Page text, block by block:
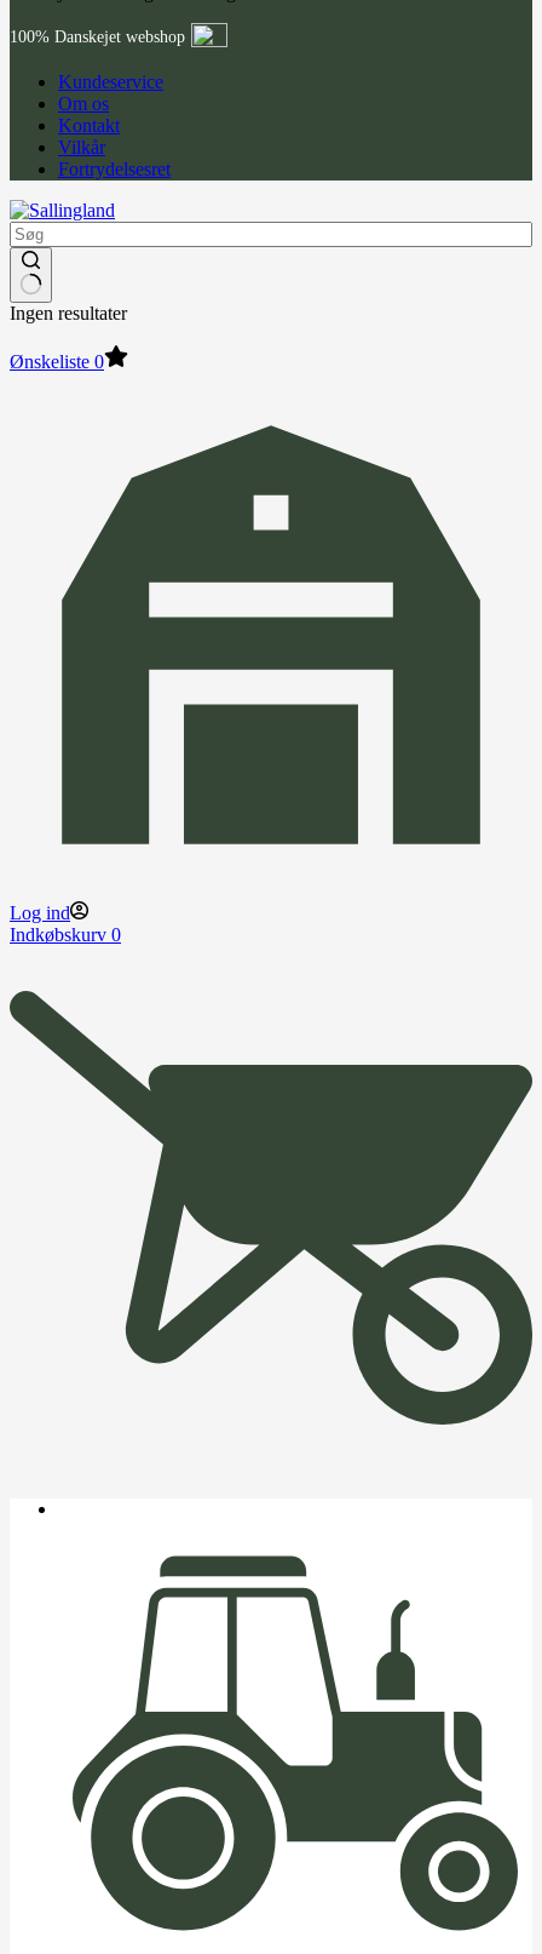
100% Danskejet webshop
Kundeservice
Om os
Kontakt
Vilkår
Fortrydelsesret
Ingen resultater
Ønskeliste 0
Log ind
Indkøbskurv 0